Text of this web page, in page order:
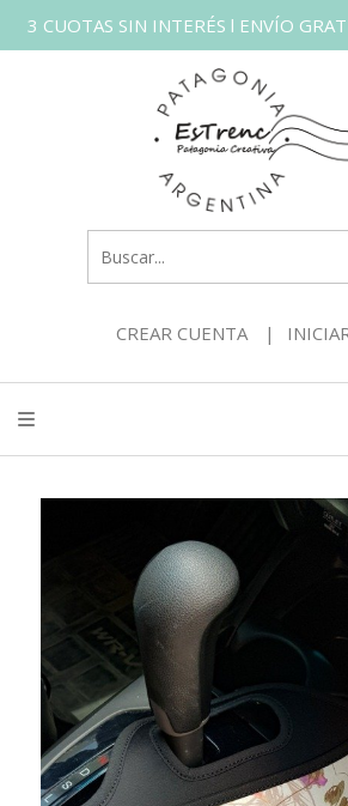
3 CUOTAS SIN INTERÉS l ENVÍO
CREAR CUENTA